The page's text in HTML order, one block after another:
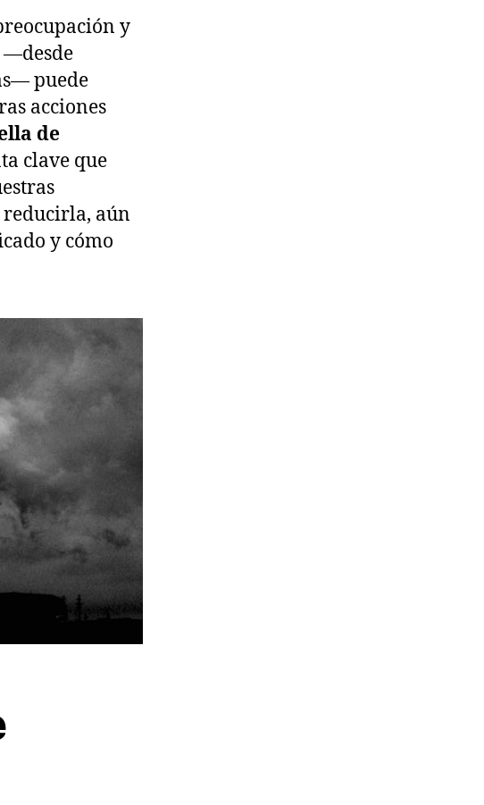
y
—desde
puede
acciones
de
clave que
reducirla, aún
y cómo